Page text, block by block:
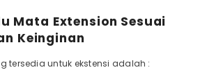
Mata Extension Sesuai
Keinginan
tersedia untuk ekstensi adalah :